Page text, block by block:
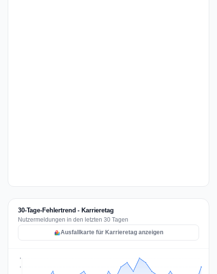
30-Tage-Fehlertrend - Karrieretag
Nutzermeldungen in den letzten 30 Tagen
Ausfallkarte für Karrieretag anzeigen
6
8